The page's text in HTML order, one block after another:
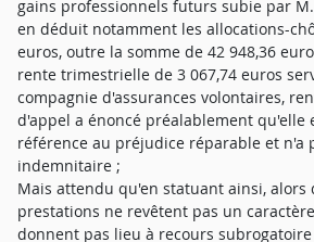
gains professionnels futurs subie par
en déduit notamment les allocations-
euros, outre la somme de 42 948,36
rente trimestrielle de 3 067,74 euros
compagnie d'assurances volontaires,
d'appel a énoncé préalablement qu'elle
référence au préjudice réparable et n'a
indemnitaire ;
Mais attendu qu'en statuant ainsi, alors
prestations ne revêtent pas un
donnent pas lieu à recours